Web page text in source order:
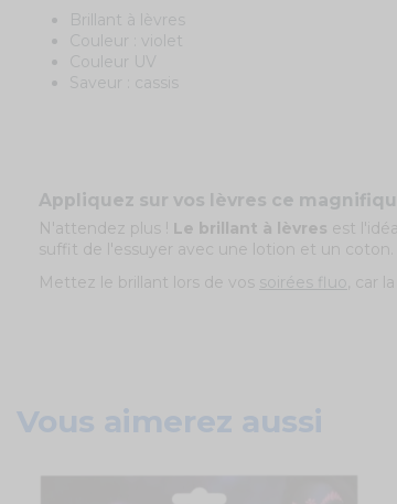
Appliquez sur vos lèvres ce
N'attendez plus ! Le brillant à lèvres est
suffit de l'essuyer avec une lotion et un coton.
Mettez le brillant lors de vos soirées fluo , car
Brillant à lèvres
Couleur : violet
Couleur UV
Saveur : cassis
Vous aimerez aussi